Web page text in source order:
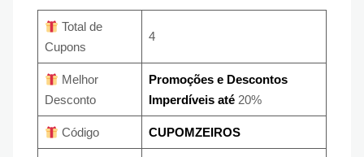
Total de
Cupons
4
Melhor
Desconto
Promoções e Descontos
Imperdíveis até 20%
Código CUPOMZEIROS